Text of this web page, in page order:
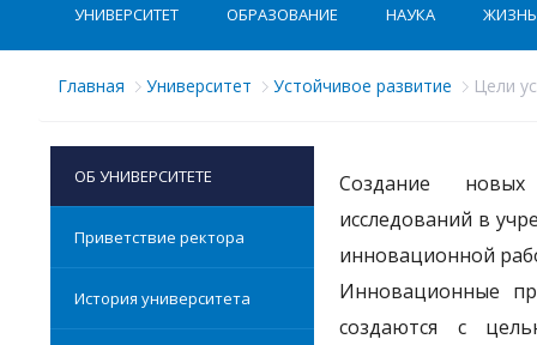
УНИВЕРСИТЕТ ОБРАЗОВАНИЕ НАУКА ЖИЗНЬ
Главная Университет Устойчивое развитие Цели
ОБ УНИВЕРСИТЕТЕ
Приветствие ректора
История университета
Создание
исследований в
инновационной
Инновационные
создаются с